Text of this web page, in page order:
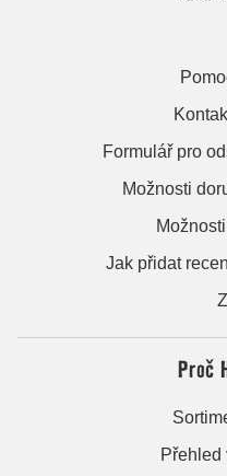
Formulář pro
Možnosti
Jak přidat
Proč
Přehled